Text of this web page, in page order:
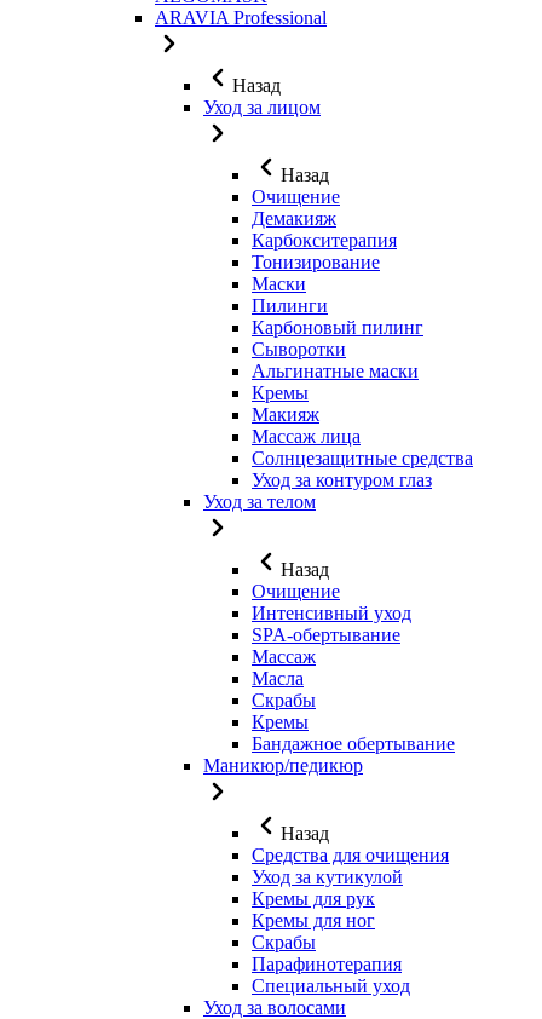
ARAVIA Professional
Назад
Уход за лицом
Назад
Очищение
Демакияж
Карбокситерапия
Тонизирование
Маски
Пилинги
Карбоновый пилинг
Сыворотки
Альгинатные маски
Кремы
Макияж
Массаж лица
Солнцезащитные средства
Уход за контуром глаз
Уход за телом
Назад
Очищение
Интенсивный уход
SPA-обертывание
Массаж
Масла
Скрабы
Кремы
Бандажное обертывание
Маникюр/педикюр
Назад
Средства для очищения
Уход за кутикулой
Кремы для рук
Кремы для ног
Скрабы
Парафинотерапия
Специальный уход
Уход за волосами